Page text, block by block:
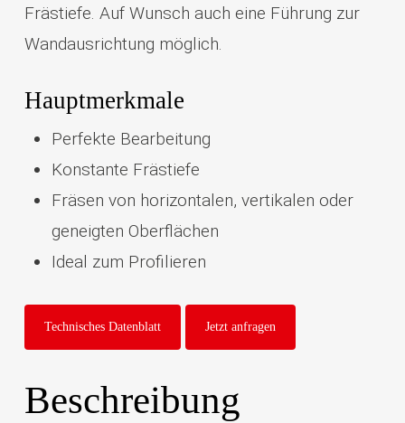
Frästiefe. Auf Wunsch auch eine Führung zur
Wandausrichtung möglich.
Hauptmerkmale
Perfekte Bearbeitung
Konstante Frästiefe
Fräsen von horizontalen, vertikalen oder
geneigten Oberflächen
Ideal zum Profilieren
Technisches Datenblatt Jetzt anfragen
Beschreibung